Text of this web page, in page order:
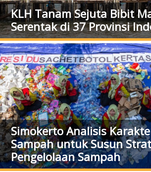
KLH Tanam Sejuta Bibit
Serentak di 37 Provinsi
Simokerto Analisis
Sampah untuk Susun
Pengelolaan Sampah